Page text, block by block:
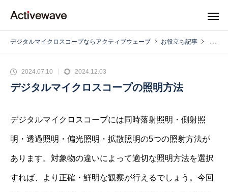
デジタルマイクロスコープならアクティブウェーブ お役立ち記事
2024.07.10 2024.12.03
デジタルマイクロスコープの照明方法
デジタルマイクロスコープには同時落射照明・側射照
明・透過照明・偏光照明・拡散照明の5つの照射方法が
あります。対象物の違いによって適切な照明方法を選択
すれば、より正確・鮮明な観察が行えるでしょう。今回